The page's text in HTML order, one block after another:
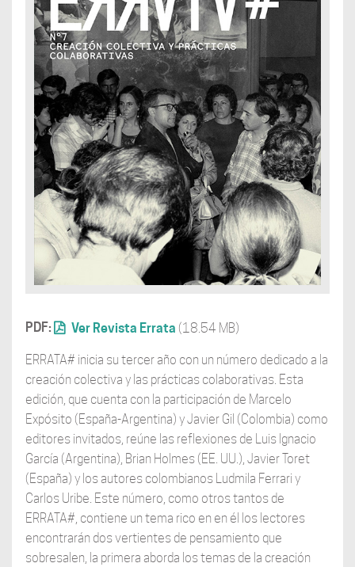
PDF: Ver Revista Errata (18.54 MB)
ERRATA# inicia su tercer año con un número dedicado a la
creación colectiva y las prácticas colaborativas. Esta
edición, que cuenta con la participación de Marcelo
Expósito (España-Argentina) y Javier Gil (Colombia) como
editores invitados, reúne las reflexiones de Luis Ignacio
García (Argentina), Brian Holmes (EE. UU.), Javier Toret
(España) y los autores colombianos Ludmila Ferrari y
Carlos Uribe. Este número, como otros tantos de
ERRATA#, contiene un tema rico en en él los lectores
encontrarán dos vertientes de pensamiento que
sobresalen, la primera aborda los temas de la creación